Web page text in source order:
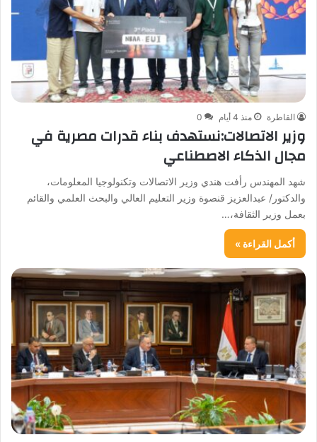
القاطرة منذ 4 أيام 0
وزير الاتصالات:نستهدف بناء قدرات مصرية في
مجال الذكاء الاصطناعي
شهد المهندس رأفت هندي وزير الاتصالات وتكنولوجيا المعلومات،
والدكتور/ عبدالعزيز قنصوة وزير التعليم العالي والبحث العلمي والقائم
بعمل وزير الثقافة،…
أكمل القراءة »